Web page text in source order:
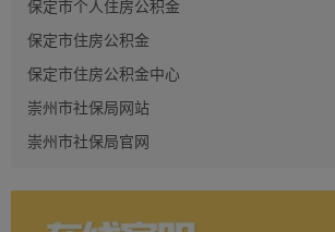
保定市个人住房公积金
保定市住房公积金
保定市住房公积金中心
崇州市社保局网站
崇州市社保局官网